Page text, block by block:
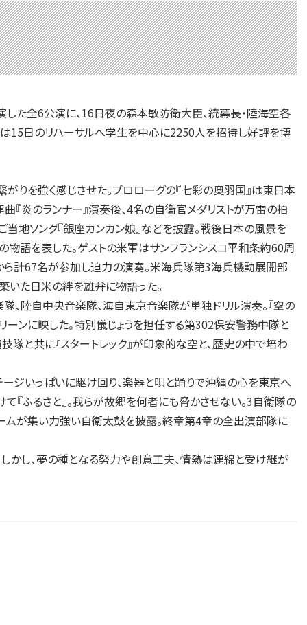
た全6公演に、16日夜の森本敏防衛大臣、統幕長・陸海空各
15日のリハーサルへ学生を中心に2250人を招待し好評を博
りを強く感じさせた。プロローグの『七彩の奥羽国』は東日本
炎のランナー』演奏後、4名の自衛官メダリストが万雷の拍
地ソング『銀座カンカン娘』などを披露。戦後日本の風景を
語を表した。ゲストの米軍はサンフランシスコ平和条約60周
計67名が参加し迫力の演奏。米海兵隊第3海兵機動展開部
いた日米の絆を雄弁に物語った。
陸自中央音楽隊、海自東京音楽隊が単独ドリル演奏。『空の
ーンに映した。特別儀じょうを担任する第302保安警務中隊と
と共に『スタートレック』が印象的な空と、歴史の中で培わ
ジいっぱいに駆け回り、楽器と唄と踊りで沖縄の心を東京へ
『ふるさと』。我らが故郷を何者にも脅かさせない。3自衛隊の
が集い力強い自衛太鼓を披露。終章第4章の全出演部隊に
かし、夢の種となる努力や創意工夫、情熱は連綿と受け継が